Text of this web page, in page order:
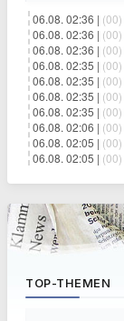
06.08. 02:36 | (00)
06.08. 02:36 | (00)
06.08. 02:36 | (00)
06.08. 02:35 | (00)
06.08. 02:35 | (00)
06.08. 02:35 | (00)
06.08. 02:35 | (00)
06.08. 02:06 | (00)
06.08. 02:05 | (00)
06.08. 02:05 | (00)
TOP-THEMEN